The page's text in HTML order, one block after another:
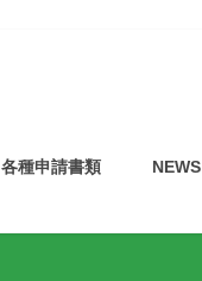
各種申請書類 NEWS